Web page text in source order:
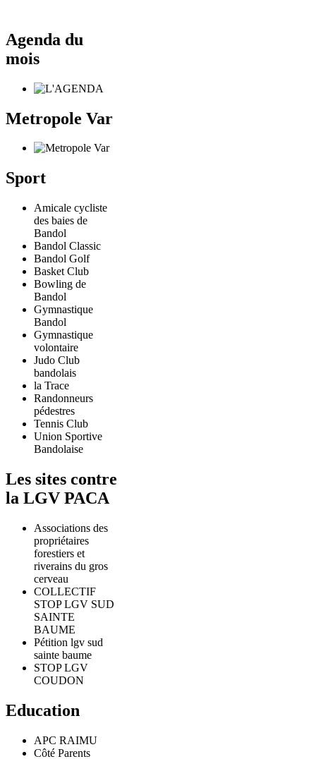
Agenda du
mois
Metropole Var
Sport
Amicale cycliste
des baies de
Bandol
Bandol Classic
Bandol Golf
Basket Club
Bowling de
Bandol
Gymnastique
Bandol
Gymnastique
volontaire
Judo Club
bandolais
la Trace
Randonneurs
pédestres
Tennis Club
Union Sportive
Bandolaise
Les sites contre
la LGV PACA
Associations des
propriétaires
forestiers et
riverains du gros
cerveau
COLLECTIF
STOP LGV SUD
SAINTE
BAUME
Pétition lgv sud
sainte baume
STOP LGV
COUDON
Education
APC RAIMU
Côté Parents